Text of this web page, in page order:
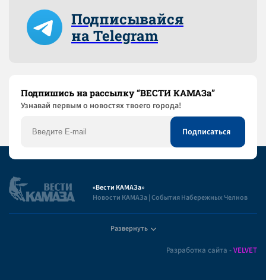
Подписывайся
на Telegram
Подпишись на рассылку “ВЕСТИ КАМАЗа”
Узнaвай первым о новостях твоего города!
«Вести КАМАЗа»
Новости КАМАЗа | События Набережных Челнов
Развернуть
Разработка сайта -VELVET